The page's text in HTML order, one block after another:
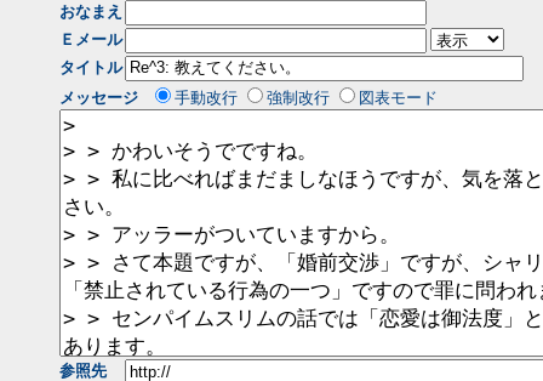
おなまえ
Ｅメール
タイトル
メッセージ
手動改行 強制改行 図表モード
参照先